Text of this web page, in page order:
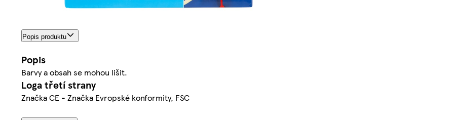
Popis produktu
Popis
Barvy a obsah se mohou lišit.
Loga třetí strany
Značka CE - Značka Evropské konformity, FSC